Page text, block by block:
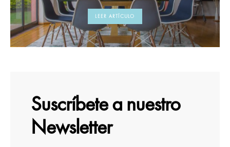
LEER ARTÍCULO
Suscríbete a nuestro
Newsletter